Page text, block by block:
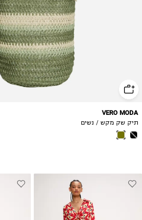
VERO MODA
תיק שק מקש / נשים